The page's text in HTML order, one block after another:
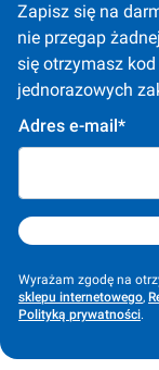
Zapisz się na
nie przegap
się otrzymasz
jednorazowych
Adres e-mail*
Wyrażam zgodę na
sklepu internetowego,
Polityką prywatności.